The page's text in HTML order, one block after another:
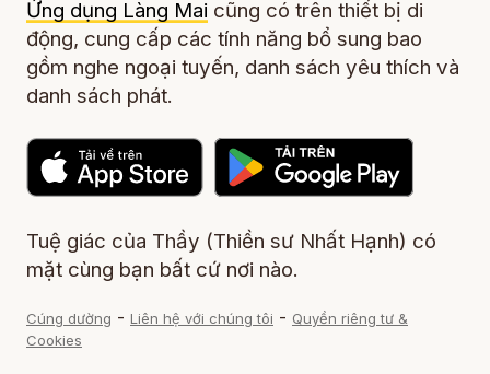
Ứng dụng Làng Mai cũng có trên thiết bị di
động, cung cấp các tính năng bổ sung bao
gồm nghe ngoại tuyến, danh sách yêu thích và
danh sách phát.
Tuệ giác của Thầy (Thiền sư Nhất Hạnh) có
mặt cùng bạn bất cứ nơi nào.
Cúng dường - Liên hệ với chúng tôi - Quyền riêng tư &
Cookies